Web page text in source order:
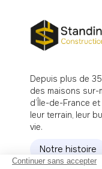
Depuis plus de
des maisons sur-
d’Île-de-France
leur terrain, leur
vie.
Notre histoire